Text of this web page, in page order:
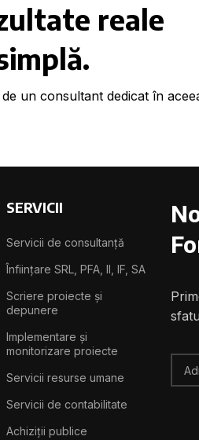
reale
un consultant dedicat în
SERVICII
Servicii de consultanță
Înființare SRL, PFA, II, IF, SA
Scriere proiecte și
depunere
Implementare și
monitorizare proiecte
Servicii resurse umane
Servicii de contabilitate
Achiziții publice